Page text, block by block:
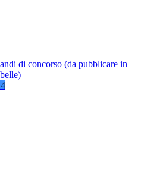
di concorso (da pubblicare in